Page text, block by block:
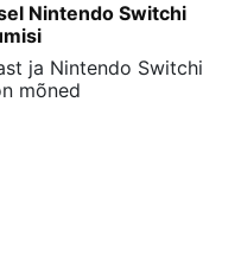
Nintendo Switchi
ja Nintendo Switchi
mõned